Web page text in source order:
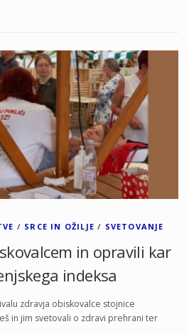
/ SRCE IN OŽILJE / SVETOVANJE
in opravili kar
indeksa
zdravja obiskovalce stojnice
in jim svetovali o zdravi prehrani ter